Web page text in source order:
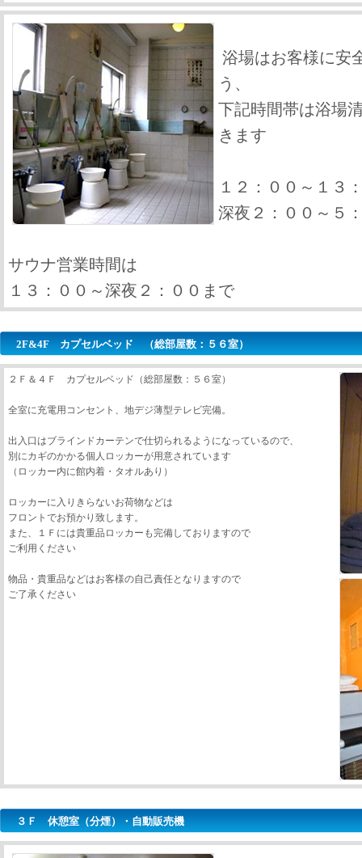
浴場はお客様に安
う、
下記時間帯は浴場
きます
１２：００～１３
深夜２：００～５
サウナ営業時間は
１３：００～深夜２：００まで
2F&4F カプセルベッド （総部屋数：５６室）
２Ｆ＆４Ｆ カプセルベッド（総部屋数：５６室）
全室に充電用コンセント、地デジ薄型テレビ完備。
出入口はブラインドカーテンで仕切られるようになっているので、
別にカギのかかる個人ロッカーが用意されています
（ロッカー内に館内着・タオルあり）
ロッカーに入りきらないお荷物などは
フロントでお預かり致します。
また、１Ｆには貴重品ロッカーも完備しておりますので
ご利用ください
物品・貴重品などはお客様の自己責任となりますので
ご了承ください
３Ｆ 休憩室（分煙）・自動販売機